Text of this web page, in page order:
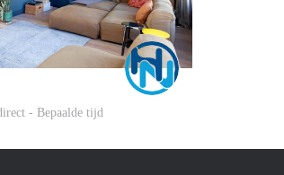
Marco
- Bepaalde tijd